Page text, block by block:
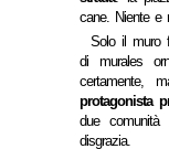
cane. Niente e
Solo il muro
di murales
certamente,
protagonista
due comunità
disgrazia.